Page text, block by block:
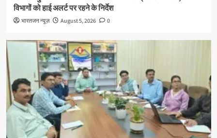
विभागों को हाई अलर्ट पर रहने के निर्देश
भारतजन न्यूज़ August 5, 2026 0